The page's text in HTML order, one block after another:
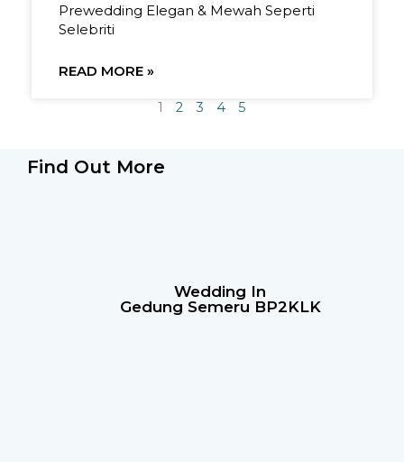
Prewedding Elegan & Mewah Seperti
Selebriti
READ MORE »
1 2 3 4 5
Find Out More
Wedding In
Gedung Semeru BP2KLK